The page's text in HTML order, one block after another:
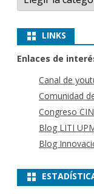
LINKS
Enlaces de
Canal de
Comunidad
Congreso
Blog LITI
Blog